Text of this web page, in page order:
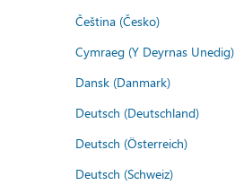
Čeština (Česko)
Cymraeg (Y Deyrnas Unedig)
Dansk (Danmark)
Deutsch (Deutschland)
Deutsch (Österreich)
Deutsch (Schweiz)